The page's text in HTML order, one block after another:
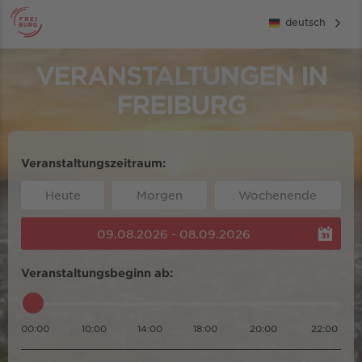
deutsch
VERANSTALTUNGEN IN
FREIBURG
Veranstaltungszeitraum:
Heute Morgen Wochenende
09.08.2026 - 08.09.2026
Veranstaltungsbeginn ab:
00:00 10:00 14:00 18:00 20:00 22:00